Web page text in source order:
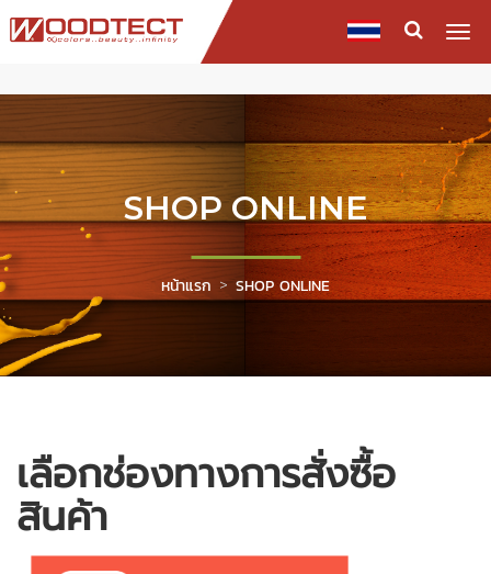
SHOP ONLINE
หน้าแรก SHOP ONLINE
เลือกช่องทางการสั่งซื้อ
สินค้า